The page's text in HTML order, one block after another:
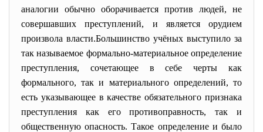
аналогии обычно оборачивается против людей, не
совершавших преступлений, и является орудием
произвола власти.Большинство учёных выступило за
так называемое формально-материальное определение
преступления, сочетающее в себе черты как
формального, так и материального определений, то
есть указывающее в качестве обязательного признака
преступления как его противоправность, так и
общественную опасность. Такое определение и было